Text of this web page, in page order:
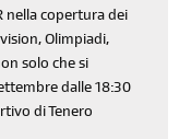
nella copertura dei
Olimpiadi,
solo che si
dalle 18:30
di Tenero